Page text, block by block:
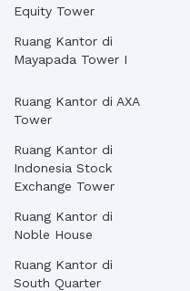
Equity Tower
Ruang Kantor di
Mayapada Tower I
Ruang Kantor di AXA
Tower
Ruang Kantor di
Indonesia Stock
Exchange Tower
Ruang Kantor di
Noble House
Ruang Kantor di
South Quarter